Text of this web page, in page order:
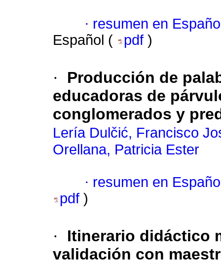
· resumen en
Español (
pdf )
·
Producción de
educadoras de
conglomerados y
Lería Dulčić, Francisco
Orellana, Patricia Ester
· resumen en
pdf )
·
Itinerario didáctico
validación con